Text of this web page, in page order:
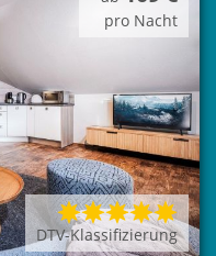
DTV-Klassifizierung
pro Nacht